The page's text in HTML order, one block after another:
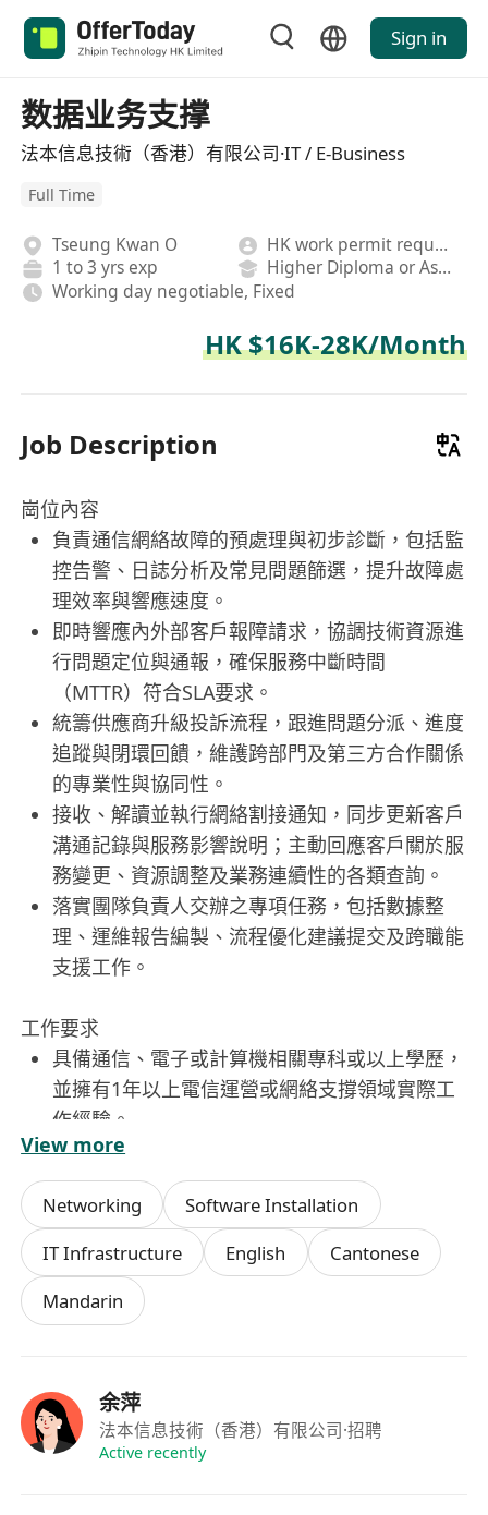
Sign in
数据业务支撑
法本信息技術（香港）有限公司·IT / E-Business
Full Time
Tseung Kwan O
HK work permit required
1 to 3 yrs exp
Higher Diploma or Associate Degree
Working day negotiable, Fixed
HK $16K-28K/Month
Job Description
崗位內容
負責通信網絡故障的預處理與初步診斷，包括監
控告警、日誌分析及常見問題篩選，提升故障處
理效率與響應速度。
即時響應內外部客戶報障請求，協調技術資源進
行問題定位與通報，確保服務中斷時間
（MTTR）符合SLA要求。
統籌供應商升級投訴流程，跟進問題分派、進度
追蹤與閉環回饋，維護跨部門及第三方合作關係
的專業性與協同性。
接收、解讀並執行網絡割接通知，同步更新客戶
溝通記錄與服務影響說明；主動回應客戶關於服
務變更、資源調整及業務連續性的各類查詢。
落實團隊負責人交辦之專項任務，包括數據整
理、運維報告編製、流程優化建議提交及跨職能
支援工作。
工作要求
具備通信、電子或計算機相關專科或以上學歷，
並擁有1年以上電信運營或網絡支撐領域實際工
作經驗。
扎實掌握SDH/OTN、DWDM、VPLS、MPLS等
核心傳輸與IP承載網技術原理，熟悉海底光纜系
統組網架構與運維特點。
具備SDH/OTN設備、以太網交換機及IP路由器
等主流網絡設備的現場配置、監控與日常管理實
操能力。
熟練操作光功率計、OTDR、誤碼儀、協議分析
排查與性能驗證。
具備流利粵語、普通話及英語的聽說讀寫能力，
可準確理解技術文檔、撰寫英文郵件及參與跨語
View more
Networking
Software Installation
IT Infrastructure
English
Cantonese
Mandarin
余萍
法本信息技術（香港）有限公司·招聘
Active recently